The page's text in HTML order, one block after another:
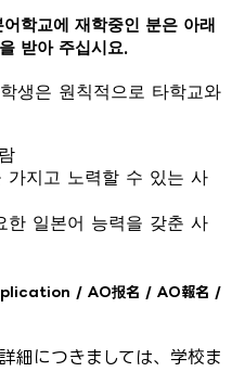
학교에 재학중인 분은 아래
받아 주십시요.
생은 원칙적으로 타학교와
가지고 노력할 수 있는 사
한 일본어 능력을 갖춘 사
/ AO报名 / AO報名 /
細につきましては、学校ま